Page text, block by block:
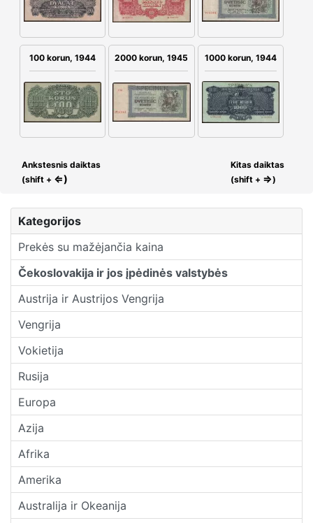
Kategorijos
Prekės su mažėjančia kaina
Čekoslovakija ir jos įpėdinės valstybės
Austrija ir Austrijos Vengrija
Vengrija
Vokietija
Rusija
Europa
Azija
Afrika
Amerika
Australija ir Okeanija
100 korun, 1944 2000 korun, 1945 1000 korun, 1944
Ankstesnis daiktas
(shift + ⇐)
Kitas daiktas
(shift + ⇒)